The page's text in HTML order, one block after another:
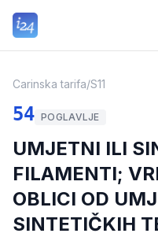
Carinska tarifa/S11
54 POGLAVLJE
UMJETNI ILI
FILAMENTI;
OBLICI OD
SINTETIČKIH